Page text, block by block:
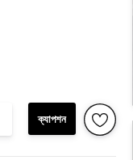
ক্যাপশন